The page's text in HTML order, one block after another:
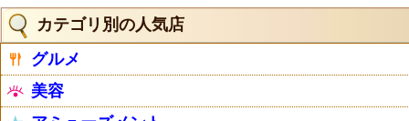
カテゴリ別の人気店
グルメ
美容